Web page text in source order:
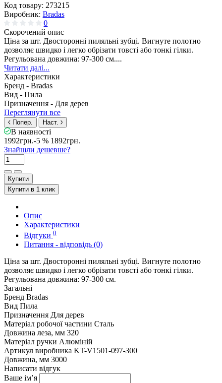
Код товару: 273215
Виробник: Bradas
0
Скорочений опис
Ціна за шт. Двосторонні пиляльні зубці. Вигнуте полотно
дозволяє швидко і легко обрізати товсті або тонкі гілки.
Регульована довжина: 97-300 см....
Читати далі...
Характеристики
Бренд - Bradas
Вид - Пила
Призначення - Для дерев
Переглянути все
Попер. Наст.
В наявності
1992грн.-5 % 1892грн.
Знайшли дешевше?
Купити
Купити в 1 клик
Опис
Характеристики
Відгуки 0
Питання - відповідь (0)
Ціна за шт. Двосторонні пиляльні зубці. Вигнуте полотно
дозволяє швидко і легко обрізати товсті або тонкі гілки.
Регульована довжина: 97-300 см.
Загальні
Бренд Bradas
Вид Пила
Призначення Для дерев
Матеріал робочої частини Сталь
Довжина леза, мм 320
Матеріал ручки Алюміній
Артикул виробника KT-V1501-097-300
Довжина, мм 3000
Написати відгук
Ваше ім’я